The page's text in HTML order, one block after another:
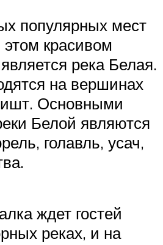
популярных мест
красивом
река Белая.
на вершинах
Основными
Белой являются
голавль, усач,
ждет гостей
реках, и на